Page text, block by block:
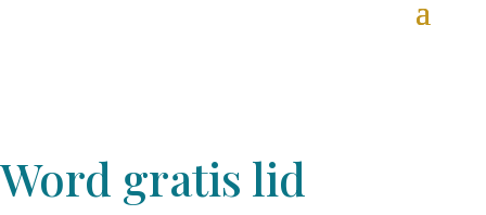
Word gratis lid